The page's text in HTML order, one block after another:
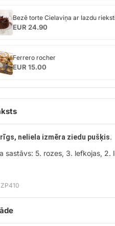
Bezē torte Cielaviņa ar lazdu
EUR 24.90
Ferrero rocher
EUR 15.00
neliela izmēra ziedu pušķis.
sastāvs: 5. rozes, 3. lefkojas,